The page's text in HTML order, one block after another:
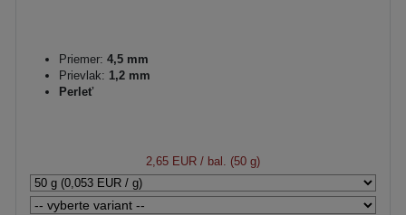
Priemer: 4,5 mm
Prievlak: 1,2 mm
Perleť
2,65 EUR / bal. (50 g)